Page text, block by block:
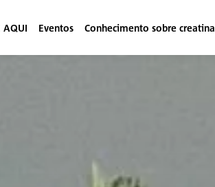
AQUI Eventos Conhecimento sobre creatina